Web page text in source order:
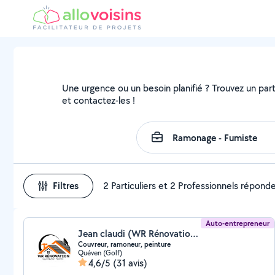
Une urgence ou un besoin planifié ? Trouvez un
et contactez-les !
Filtres 2 Particuliers et 2 Professionnels
Auto-entrepreneur
Jean claudi (WR Rénovation - couvreur et peintre)
Couvreur, ramoneur, peinture
Quéven (Golf)
4,6/5 (31 avis)